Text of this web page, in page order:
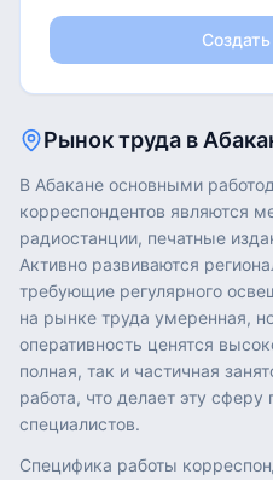
Рынок труда в
В Абакане основными
корреспондентов являются
радиостанции, печатные
Активно развиваются
требующие регулярного
на рынке труда умеренная,
оперативность ценятся
полная, так и частичная
работа, что делает эту
специалистов.
Специфика работы